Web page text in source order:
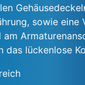
sowie eine
das lückenlose